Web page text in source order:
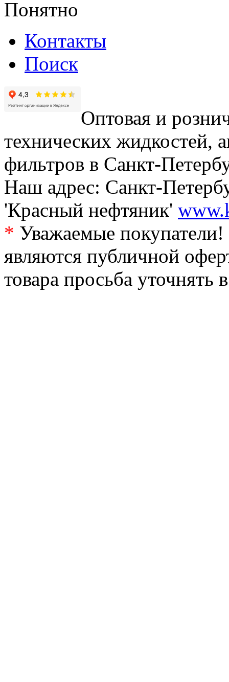
Понятно
Контакты
Поиск
Оптовая и
технических жидкостей,
фильтров в Санкт-
Наш адрес: Санкт-
'Красный нефтяник'
* Уважаемые
являются публичной
товара просьба уточнять